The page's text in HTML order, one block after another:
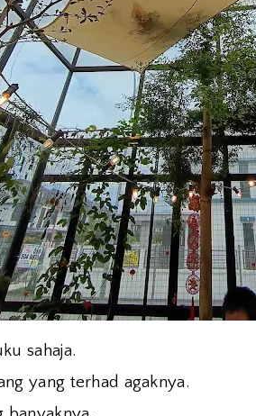
sahaja.
yang terhad agaknya.